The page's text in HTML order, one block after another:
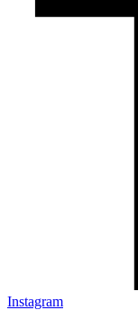
Instagram